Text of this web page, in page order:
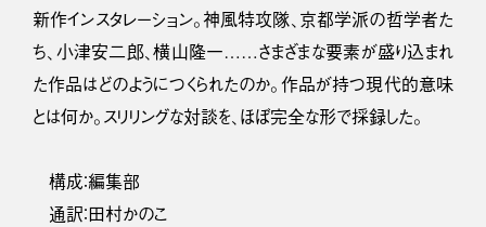
新作インスタレーション。神風特攻隊、京都学派の哲学者た
ち、小津安二郎、横山隆一……さまざまな要素が盛り込まれ
た作品はどのようにつくられたのか。作品が持つ現代的意味
とは何か。スリリングな対談を、ほぼ完全な形で採録した。
構成：編集部
通訳：田村かのこ